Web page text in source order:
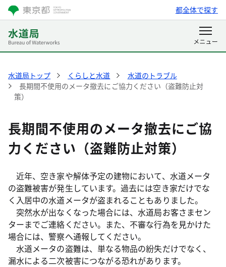
都全体で探す
水道局トップ くらしと水道
水道のトラブル
長期間不使用のメータ撤去にご協力ください（盗難防止対
策）
長期間不使用のメータ撤去にご協
力ください（盗難防止対策）
近年、空き家や解体予定の建物において、水道メータ
の盗難被害が発生しています。過去には空き家だけでな
く入居中の水道メータが盗まれることもありました。
突然水が出なくなった場合には、水道局お客さまセン
ターまでご連絡ください。また、不審な行為を見かけた
場合には、警察へ通報してください。
水道メータの盗難は、単なる物品の紛失だけでなく、
漏水による二次被害につながる恐れがあります。